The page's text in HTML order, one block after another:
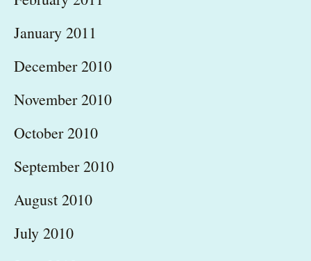
January 2011
December 2010
November 2010
October 2010
September 2010
August 2010
July 2010